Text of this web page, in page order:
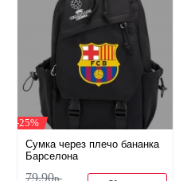
-25%
Сумка через плечо бананка
Барселона
79.90р.